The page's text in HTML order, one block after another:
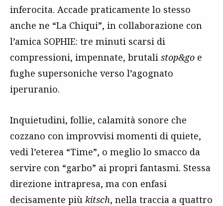
inferocita. Accade praticamente lo stesso
anche ne “La Chiqui”, in collaborazione con
l’amica SOPHIE: tre minuti scarsi di
compressioni, impennate, brutali stop&go e
fughe supersoniche verso l’agognato
iperuranio.
Inquietudini, follie, calamità sonore che
cozzano con improvvisi momenti di quiete,
vedi l’eterea “Time”, o meglio lo smacco da
servire con “garbo” ai propri fantasmi. Stessa
direzione intrapresa, ma con enfasi
decisamente più kitsch, nella traccia a quattro